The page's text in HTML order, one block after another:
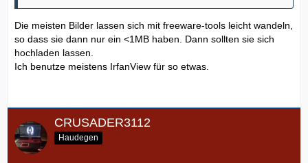
Die meisten Bilder lassen sich mit freeware-tools leicht wandeln,
so dass sie dann nur ein <1MB haben. Dann sollten sie sich
hochladen lassen.
Ich benutze meistens IrfanView für so etwas.
CRUSADER3112
Haudegen